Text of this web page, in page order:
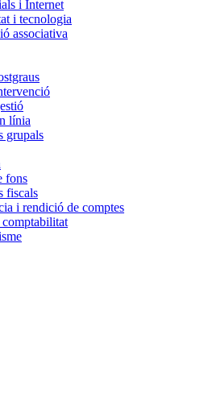
i Internet
i tecnologia
associativa
línia
grupals
fons
fiscals
i rendició de comptes